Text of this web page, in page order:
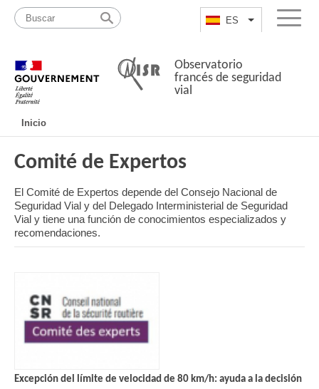
Pasar
contenido
Mapa
web
ES List additional
Menu
Observatorio
francés de seguridad
vial
principale
Inicio
Comité de Expertos
El Comité de Expertos depende del Consejo Nacional de
Seguridad Vial y del Delegado Interministerial de Seguridad
Vial y tiene una función de conocimientos especializados y
recomendaciones.
Excepción del límite de velocidad de 80 km/h: ayuda a la decisión